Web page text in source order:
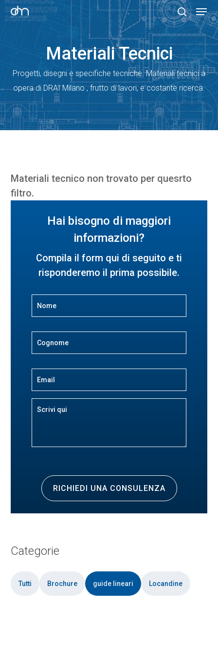
Skip
to
search
Menu
Materiali Tecnici
Progetti, disegni e specifiche tecniche. Materiali tecnici a
opera di DRAI Milano , frutto di lavori, e costante ricerca.
Materiali tecnico non trovato per quesrto
filtro.
Hai bisogno di maggiori
informazioni?
Compila il form qui di seguito e ti
risponderemo il prima possibile.
Categorie
Tutti Brochure guide lineari Locandine
Close
Menu